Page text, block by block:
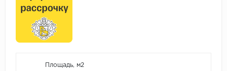
Площадь, м2